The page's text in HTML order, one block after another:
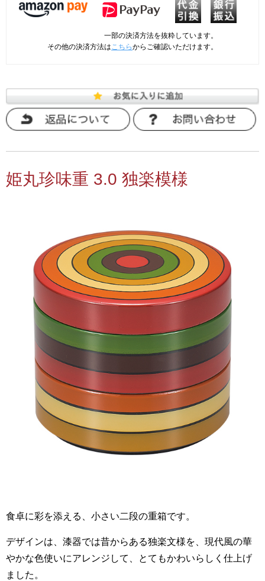
一部の決済方法を抜粋しています。
その他の決済方法は こちらからご確認いただけます。
姫丸珍味重 3.0 独楽模様
食卓に彩を添える、小さい二段の重箱です。
デザインは、漆器では昔からある独楽文様を、現代風の華
やかな色使いにアレンジして、とてもかわいらしく仕上げ
ました。